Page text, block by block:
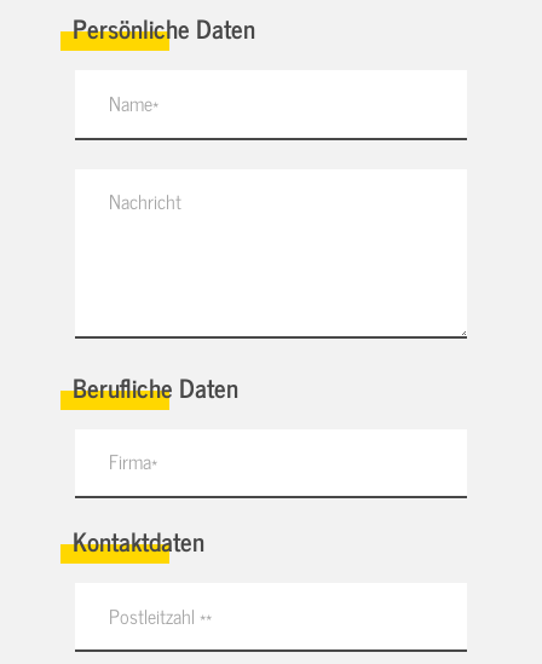
Persönliche Daten
Berufliche Daten
Kontaktdaten